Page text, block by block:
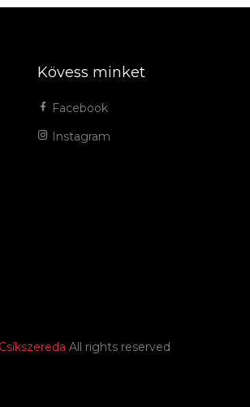
Kövess minket
Facebook
Instagram
All rights reserved